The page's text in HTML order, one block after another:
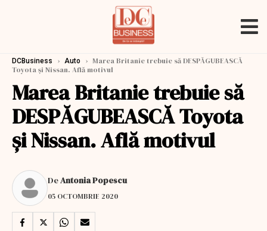
DCBusiness › Auto › Marea Britanie trebuie să DESPĂGUBEASCĂ
Toyota și Nissan. Află motivul
Marea Britanie trebuie să
DESPĂGUBEASCĂ Toyota
și Nissan. Află motivul
DeAntonia Popescu
05 OCTOMBRIE 2020